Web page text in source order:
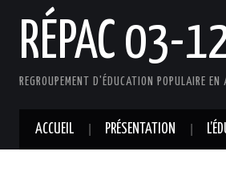
RÉPAC 03-
REGROUPEMENT D'ÉDUCATION POPULAIRE
ACCUEIL PRÉSENTATION